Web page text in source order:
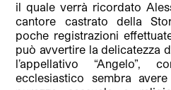
il quale verrà ricordato
cantore castrato della
poche registrazioni
può avvertire la delicatezza
l’appellativo “Angelo”,
ecclesiastico sembra